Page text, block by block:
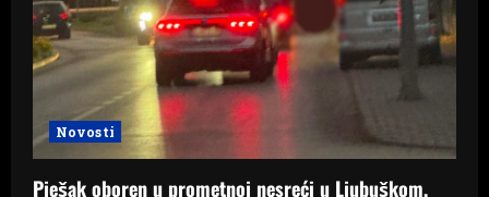
Novosti
Pješak oboren u prometnoj nesreći u Ljubuškom,